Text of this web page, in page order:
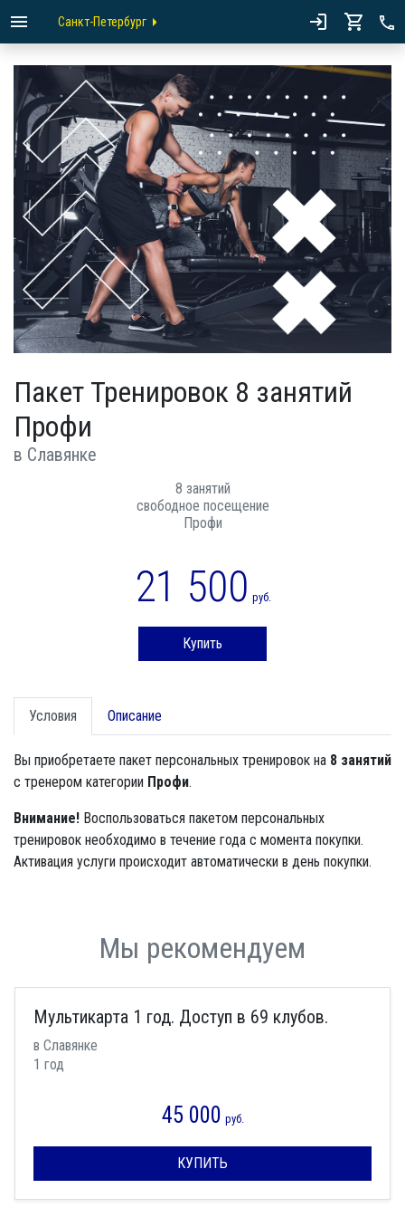
Санкт-Петербург
Пакет Тренировок 8 занятий
Профи
в Славянке
8 занятий
свободное посещение
Профи
21 500 руб.
Купить
Условия Описание
Вы приобретаете пакет персональных тренировок на 8 занятий
с тренером категории Профи.
Внимание! Воспользоваться пакетом персональных
тренировок необходимо в течение года с момента покупки.
Активация услуги происходит автоматически в день покупки.
Мы рекомендуем
Мультикарта 1 год. Доступ в 69 клубов.
в Славянке
1 год
45 000 руб.
КУПИТЬ